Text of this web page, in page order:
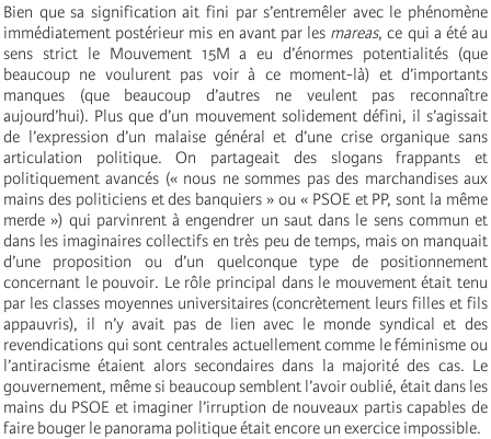
Bien que sa signification ait fini par s’entremêler avec le phénomène
immédiatement postérieur mis en avant par les mareas, ce qui a été au
sens strict le Mouvement 15M a eu d’énormes potentialités (que
beaucoup ne voulurent pas voir à ce moment-là) et d’importants
manques (que beaucoup d’autres ne veulent pas reconnaître
aujourd’hui). Plus que d’un mouvement solidement défini, il s’agissait
de l’expression d’un malaise général et d’une crise organique sans
articulation politique. On partageait des slogans frappants et
politiquement avancés (« nous ne sommes pas des marchandises aux
mains des politiciens et des banquiers » ou « PSOE et PP, sont la même
merde ») qui parvinrent à engendrer un saut dans le sens commun et
dans les imaginaires collectifs en très peu de temps, mais on manquait
d’une proposition ou d’un quelconque type de positionnement
concernant le pouvoir. Le rôle principal dans le mouvement était tenu
par les classes moyennes universitaires (concrètement leurs filles et fils
appauvris), il n’y avait pas de lien avec le monde syndical et des
revendications qui sont centrales actuellement comme le féminisme ou
l’antiracisme étaient alors secondaires dans la majorité des cas. Le
gouvernement, même si beaucoup semblent l’avoir oublié, était dans les
mains du PSOE et imaginer l’irruption de nouveaux partis capables de
faire bouger le panorama politique était encore un exercice impossible.